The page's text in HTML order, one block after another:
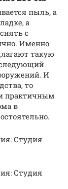
пыль, а
а
с
Именно
такую
И
то
практичным
в
Студия
Студия